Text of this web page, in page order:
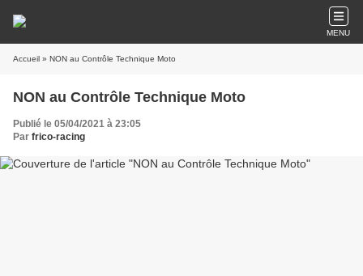
MENU
Accueil » NON au Contrôle Technique Moto
NON au Contrôle Technique Moto
Publié le 05/04/2021 à 23:05
Par frico-racing